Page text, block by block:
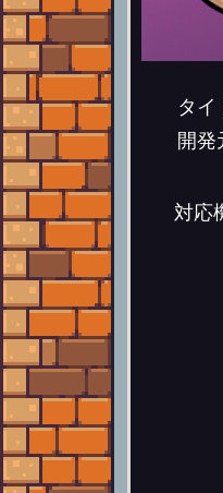
タイ
開発
対応